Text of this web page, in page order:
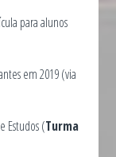
para alunos
em 2019 (via
Estudos (Turma